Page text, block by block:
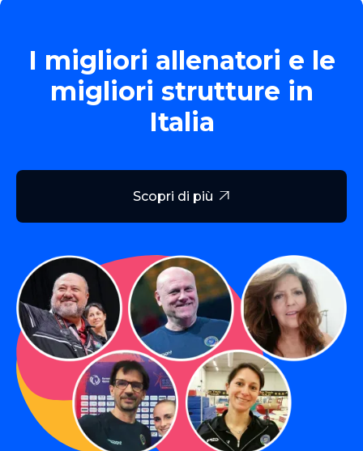
I migliori allenatori e le
migliori strutture in
Italia
Scopri di più 